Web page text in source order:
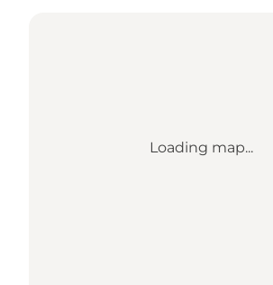
Loading map...